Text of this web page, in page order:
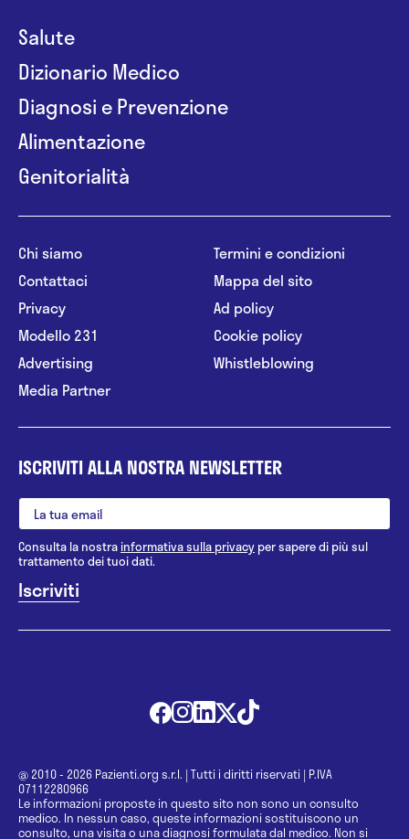
Salute
Dizionario Medico
Diagnosi e Prevenzione
Alimentazione
Genitorialità
Chi siamo
Contattaci
Privacy
Modello 231
Advertising
Media Partner
Termini e condizioni
Mappa del sito
Ad policy
Cookie policy
Whistleblowing
ISCRIVITI ALLA NOSTRA NEWSLETTER
Consulta la nostrainformativa sulla privacy per sapere di più sul
trattamento dei tuoi dati.
@ 2010 - 2026 Pazienti.org s.r.l. | Tutti i diritti riservati | P.IVA
07112280966
Le informazioni proposte in questo sito non sono un consulto
medico. In nessun caso, queste informazioni sostituiscono un
consulto, una visita o una diagnosi formulata dal medico. Non si